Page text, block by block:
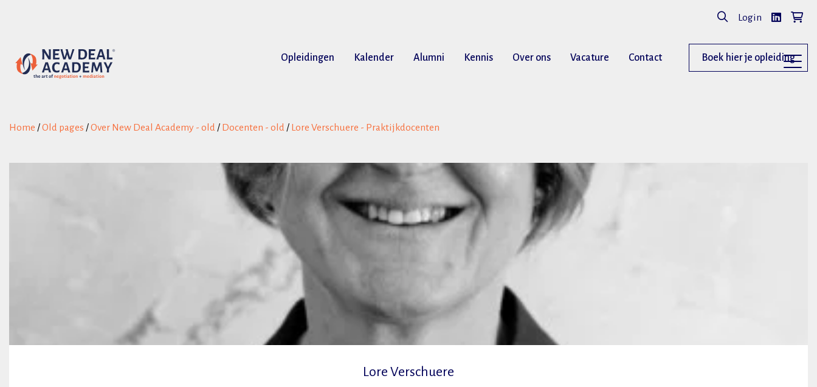
Login
Opleidingen Kalender Alumni Kennis Over ons Vacature Contact Boek hier je opleiding
Home /Old pages /Over New Deal Academy - old/ Docenten - old/ Lore Verschuere - Praktijkdocenten
Lore Verschuere